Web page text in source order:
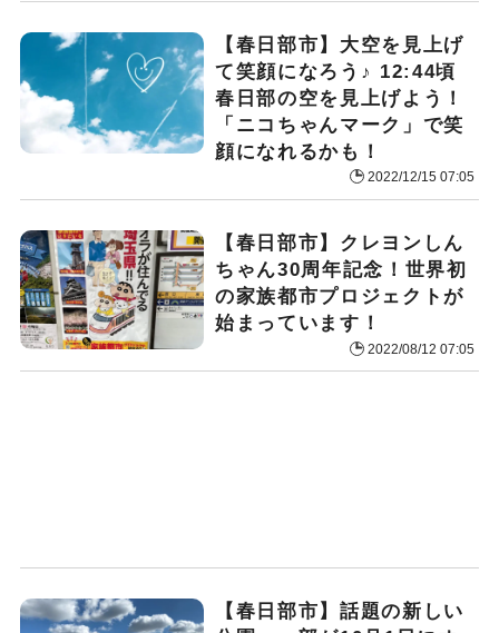
【春日部市】大空を見上げ
て笑顔になろう♪ 12:44頃
春日部の空を見上げよう！
「ニコちゃんマーク」で笑
顔になれるかも！
2022/12/15 07:05
【春日部市】クレヨンしん
ちゃん30周年記念！世界初
の家族都市プロジェクトが
始まっています！
2022/08/12 07:05
【春日部市】話題の新しい